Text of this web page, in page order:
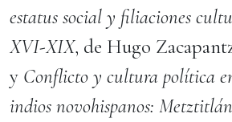
estatus social y filiaciones
XVI-XIX, de Hugo
y Conflicto y cultura política
indios novohispanos: